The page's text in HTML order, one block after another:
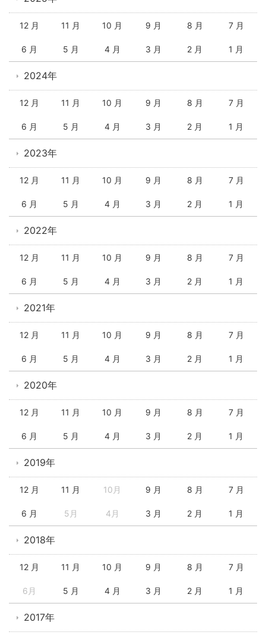
12 月 11 月 10 月 9 月 8 月 7 月
6 月 5 月 4 月 3 月 2 月 1 月
2024年
12 月 11 月 10 月 9 月 8 月 7 月
6 月 5 月 4 月 3 月 2 月 1 月
2023年
12 月 11 月 10 月 9 月 8 月 7 月
6 月 5 月 4 月 3 月 2 月 1 月
2022年
12 月 11 月 10 月 9 月 8 月 7 月
6 月 5 月 4 月 3 月 2 月 1 月
2021年
12 月 11 月 10 月 9 月 8 月 7 月
6 月 5 月 4 月 3 月 2 月 1 月
2020年
12 月 11 月 10 月 9 月 8 月 7 月
6 月 5 月 4 月 3 月 2 月 1 月
2019年
12 月 11 月 10月 9 月 8 月 7 月
6 月 5月 4月 3 月 2 月 1 月
2018年
12 月 11 月 10 月 9 月 8 月 7 月
6月 5 月 4 月 3 月 2 月 1 月
2017年